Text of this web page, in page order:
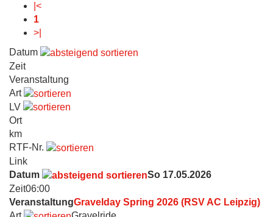
|<
1
>|
Datum
Zeit
Veranstaltung
Art
LV
Ort
km
RTF-Nr.
Link
Datum
So 17.05.2026
Zeit06:00
VeranstaltungGravelday Spring 2026 (RSV AC Leipzig)